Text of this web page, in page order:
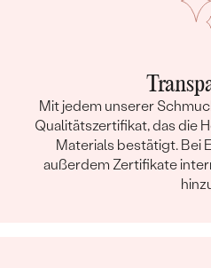
Mit jedem unserer
Qualitätszertifikat, das die
Materials bestätigt. Bei
außerdem Zertifikate